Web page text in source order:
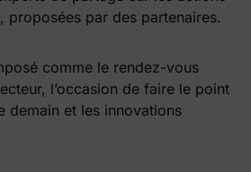
proposées par des partenaires.
comme le rendez-vous
l’occasion de faire le point
demain et les innovations